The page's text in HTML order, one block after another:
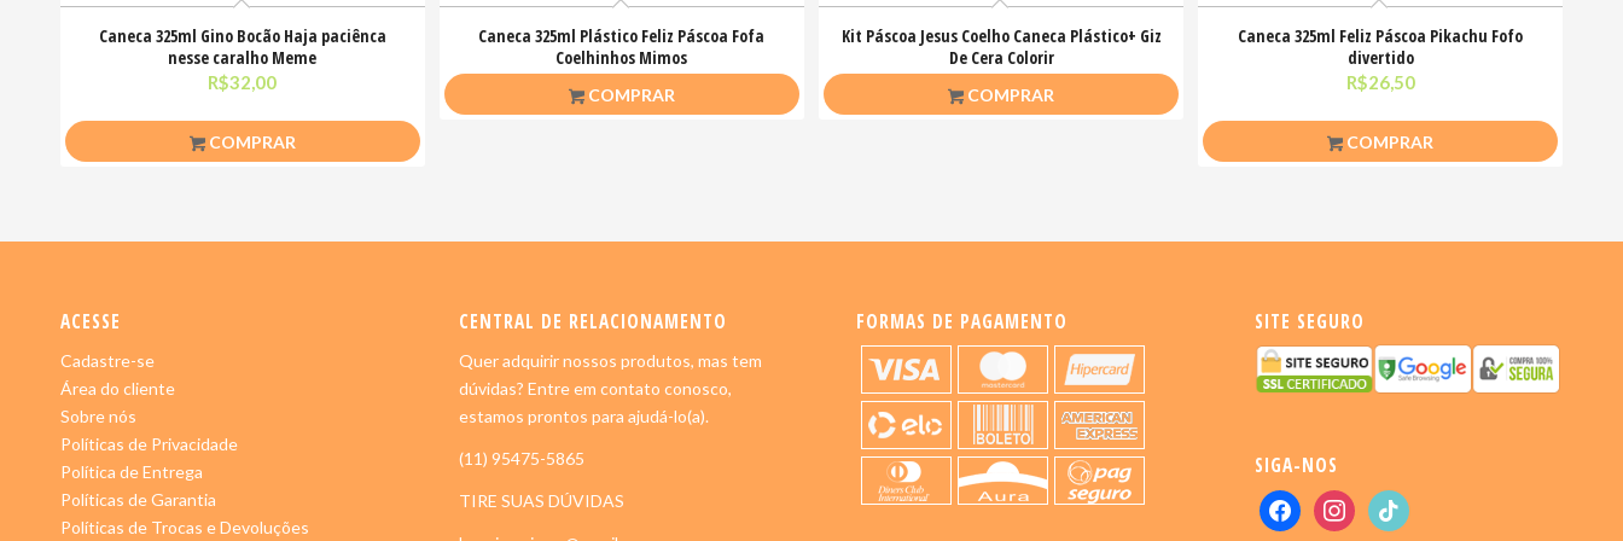
Caneca 325ml Gino Bocão Haja paciênca
nesse caralho Meme
R$32,00
COMPRAR
Caneca 325ml Plástico Feliz Páscoa Fofa
Coelhinhos Mimos
COMPRAR
Kit Páscoa Jesus Coelho Caneca Plástico+ Giz
De Cera Colorir
COMPRAR
Caneca 325ml Feliz Páscoa Pikachu Fofo
divertido
R$26,50
COMPRAR
ACESSE
Cadastre-se
Área do cliente
Sobre nós
Políticas de Privacidade
Política de Entrega
Políticas de Garantia
Políticas de Trocas e Devoluções
CENTRAL DE RELACIONAMENTO
Quer adquirir nossos produtos, mas tem
dúvidas? Entre em contato conosco,
estamos prontos para ajudá-lo(a).
(11) 95475-5865
TIRE SUAS DÚVIDAS
FORMAS DE PAGAMENTO SITE SEGURO
SIGA-NOS